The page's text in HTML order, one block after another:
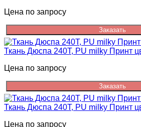
Цена по запросу
Заказать
Ткань Дюспа 240Т, PU milky Принт
Цена по запросу
Заказать
Ткань Дюспа 240Т, PU milky Принт
Цена по запросу